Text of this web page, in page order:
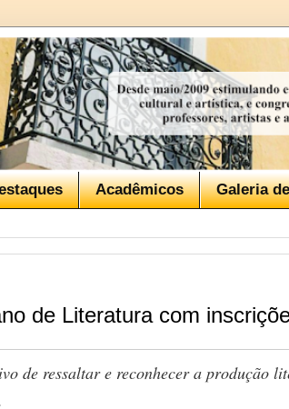
Acadêmicos Galeria
de Literatura com
de ressaltar e reconhecer a produção